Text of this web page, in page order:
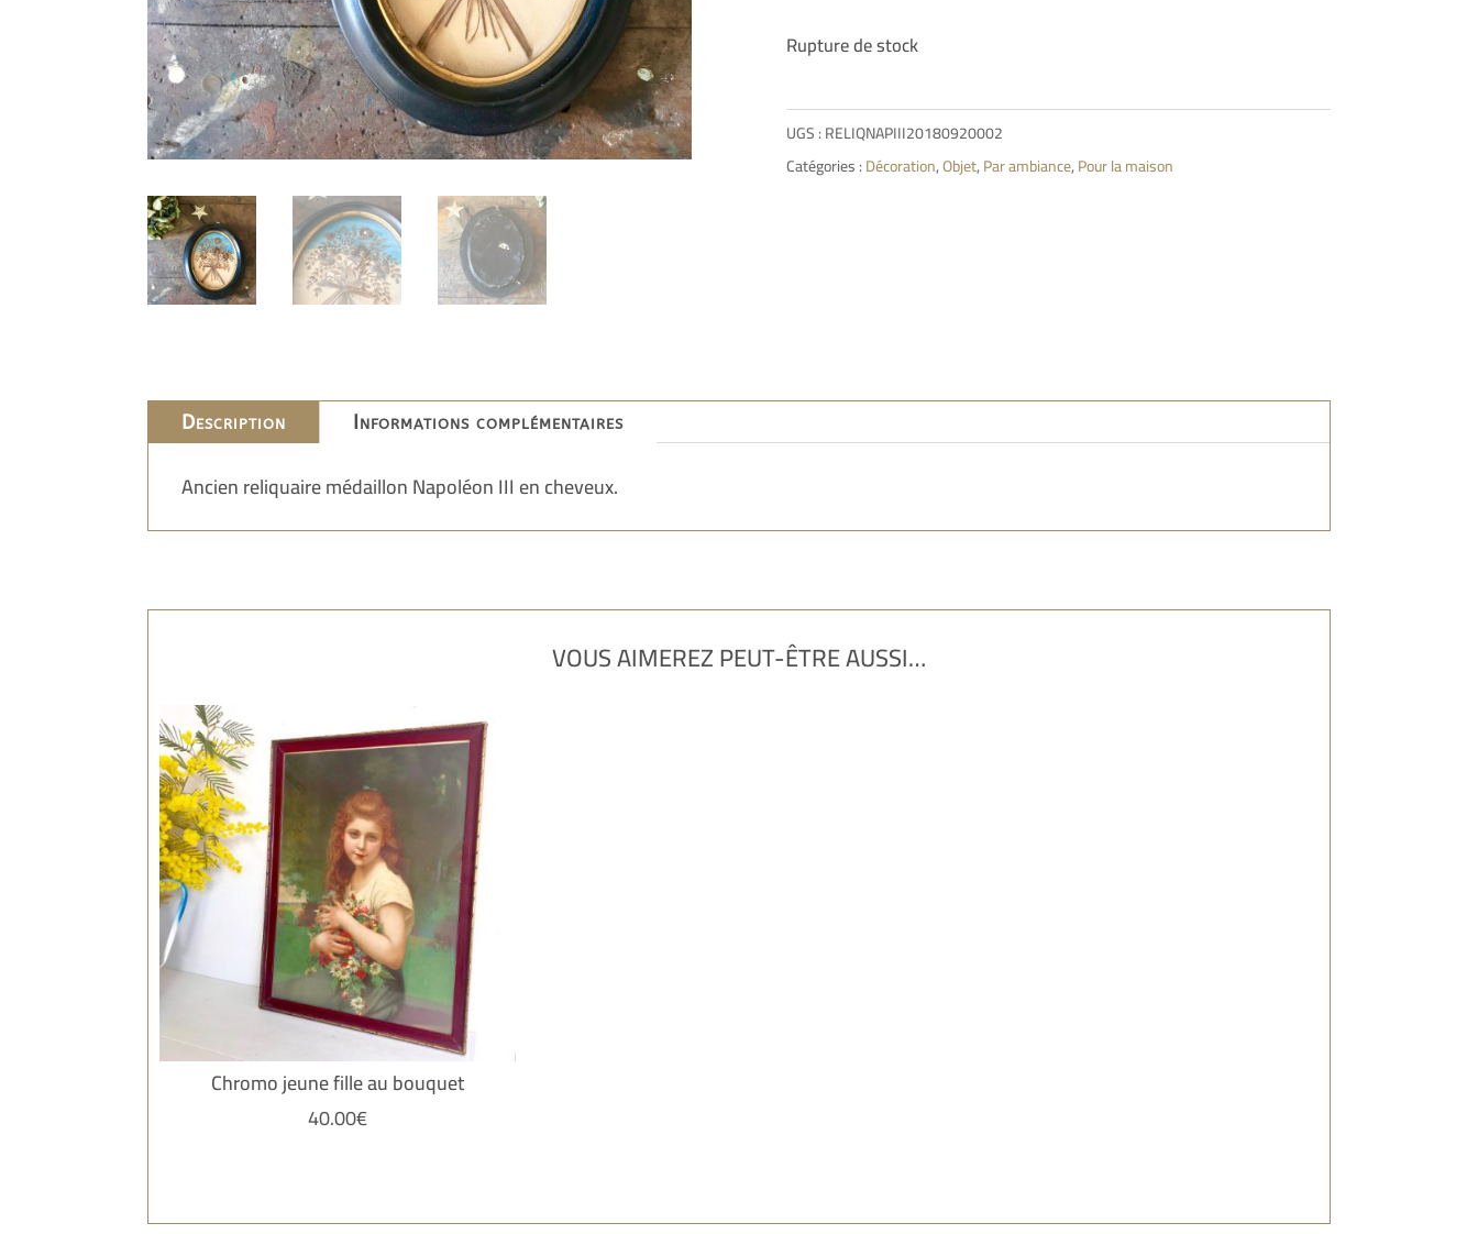
Rupture de stock
UGS :RELIQNAPIII20180920002
Catégories :Décoration,Objet,Par ambiance,Pour la maison
Description Informations complémentaires
Ancien reliquaire médaillon Napoléon III en cheveux.
VOUS AIMEREZ PEUT-ÊTRE AUSSI…
Chromo jeune fille au bouquet
40.00€